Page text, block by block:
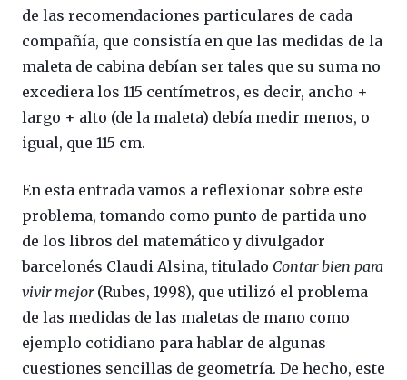
de las recomendaciones particulares de cada
compañía, que consistía en que las medidas de la
maleta de cabina debían ser tales que su suma no
excediera los 115 centímetros, es decir, ancho +
largo + alto (de la maleta) debía medir menos, o
igual, que 115 cm.
En esta entrada vamos a reflexionar sobre este
problema, tomando como punto de partida uno
de los libros del matemático y divulgador
barcelonés Claudi Alsina, titulado Contar bien para
vivir mejor(Rubes, 1998), que utilizó el problema
de las medidas de las maletas de mano como
ejemplo cotidiano para hablar de algunas
cuestiones sencillas de geometría. De hecho, este